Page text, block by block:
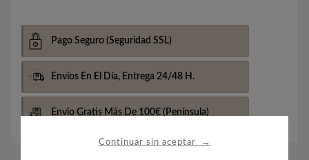
Continuar sin aceptar →
Pago Seguro (Seguridad SSL)
Envíos En El Día, Entrega 24/48 H.
Envio Gratis Más De 100€ (Península)